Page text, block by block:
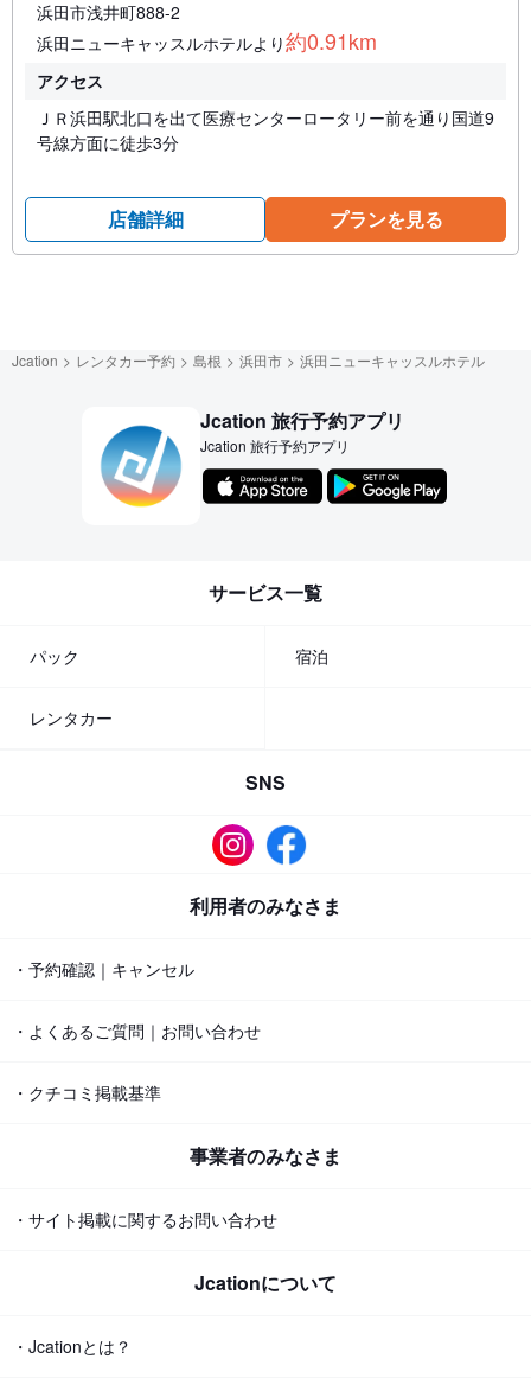
浜田市浅井町888-2
浜田ニューキャッスルホテルより約0.91km
アクセス
ＪＲ浜田駅北口を出て医療センターロータリー前を通り国道9
号線方面に徒歩3分
店舗詳細 プランを見る
Jcation レンタカー予約 島根 浜田市 浜田ニューキャッスルホテル
Jcation 旅行予約アプリ
Jcation 旅行予約アプリ
サービス一覧
パック 宿泊
レンタカー
SNS
利用者のみなさま
・予約確認｜キャンセル
・よくあるご質問｜お問い合わせ
・クチコミ掲載基準
事業者のみなさま
・サイト掲載に関するお問い合わせ
Jcationについて
・Jcationとは？